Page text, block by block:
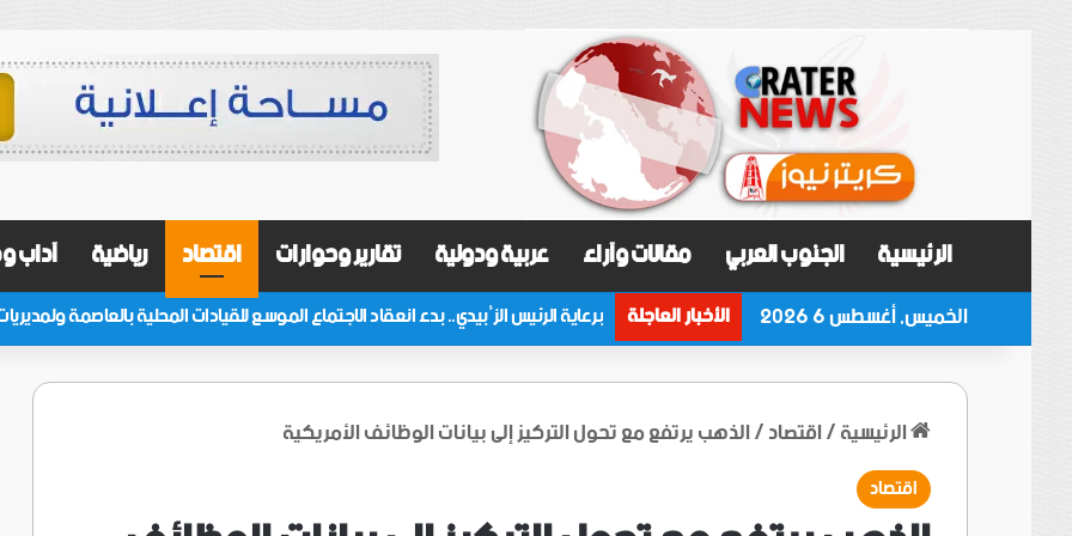
الرئيسية الجنوب العربي مقالات وآراء عربية ودولية تقارير وحوارات اقتصاد رياضية آداب
الخميس, أغسطس 6 2026 الأخبار العاجلة
الرئيسية/اقتصاد/الذهب يرتفع مع تحول التركيز إلى بيانات الوظائف الأمريكية
اقتصاد